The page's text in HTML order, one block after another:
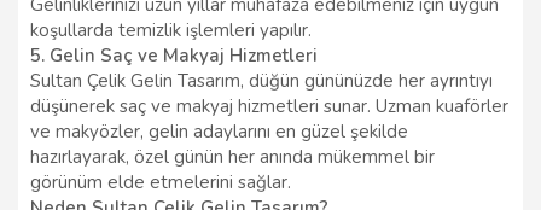
koşullarda temizlik işlemleri yapılır.
5. Gelin Saç ve Makyaj Hizmetleri
Sultan Çelik Gelin Tasarım, düğün gününüzde her ayrıntıyı
düşünerek saç ve makyaj hizmetleri sunar. Uzman kuaförler
ve makyözler, gelin adaylarını en güzel şekilde
hazırlayarak, özel günün her anında mükemmel bir
görünüm elde etmelerini sağlar.